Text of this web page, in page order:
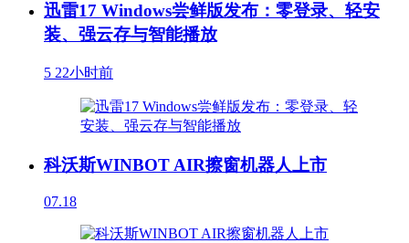
迅雷17 Windows尝鲜版发布：零登录、轻安
装、强云存与智能播放
5 22小时前
科沃斯WINBOT AIR擦窗机器人上市
07.18